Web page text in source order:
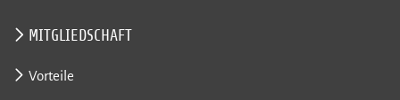
MITGLIEDSCHAFT
Vorteile